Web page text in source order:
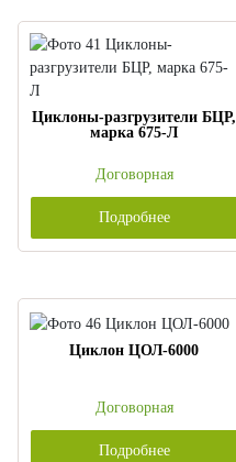
Циклоны-разгрузители БЦР,
марка 675-Л
Договорная
Подробнее
Циклон ЦОЛ-6000
Договорная
Подробнее